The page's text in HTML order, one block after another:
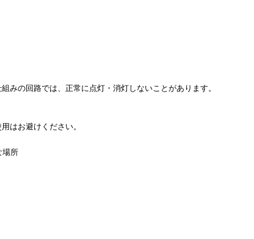
の回路では、正常に点灯・消灯しないことがあります。
はお避けください。
場所